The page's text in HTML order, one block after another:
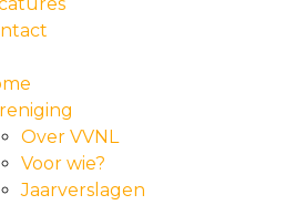
Over VVNL
Voor wie?
Jaarverslagen